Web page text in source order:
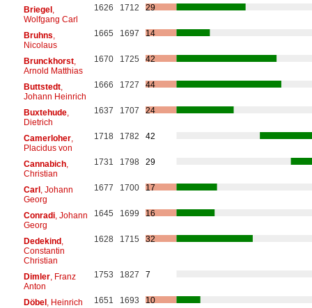
Briegel,
Wolfgang Carl
1626 1712 29
Bruhns
Nicolaus
1665 1697 14
Brunckhorst,
Arnold Matthias
1670 1725 42
Buttstedt,
Johann Heinrich
1666 1727 44
Buxtehude,
Dietrich
1637 1707 24
Camerloher,
Placidus von
1718 1782 42
Cannabich,
Christian
1731 1798 29
Carl, Johann
Georg
1677 1700 17
Conradi, Johann
Georg
1645 1699 16
Dedekind,
Constantin
Christian
1628 1715 32
Dimler, Franz
Anton
1753 1827 7
Döbel, Heinrich 1651 1693
10